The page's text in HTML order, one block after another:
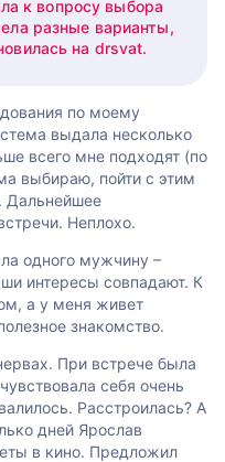
к вопросу выбора
разные варианты,
на drsvat.
по моему
выдала несколько
всего мне подходят (по
выбираю, пойти с этим
Дальнейшее
Неплохо.
одного мужчину –
интересы совпадают. К
а у меня живет
знакомство.
При встрече была
себя очень
Расстроилась? А
дней Ярослав
в кино. Предложил